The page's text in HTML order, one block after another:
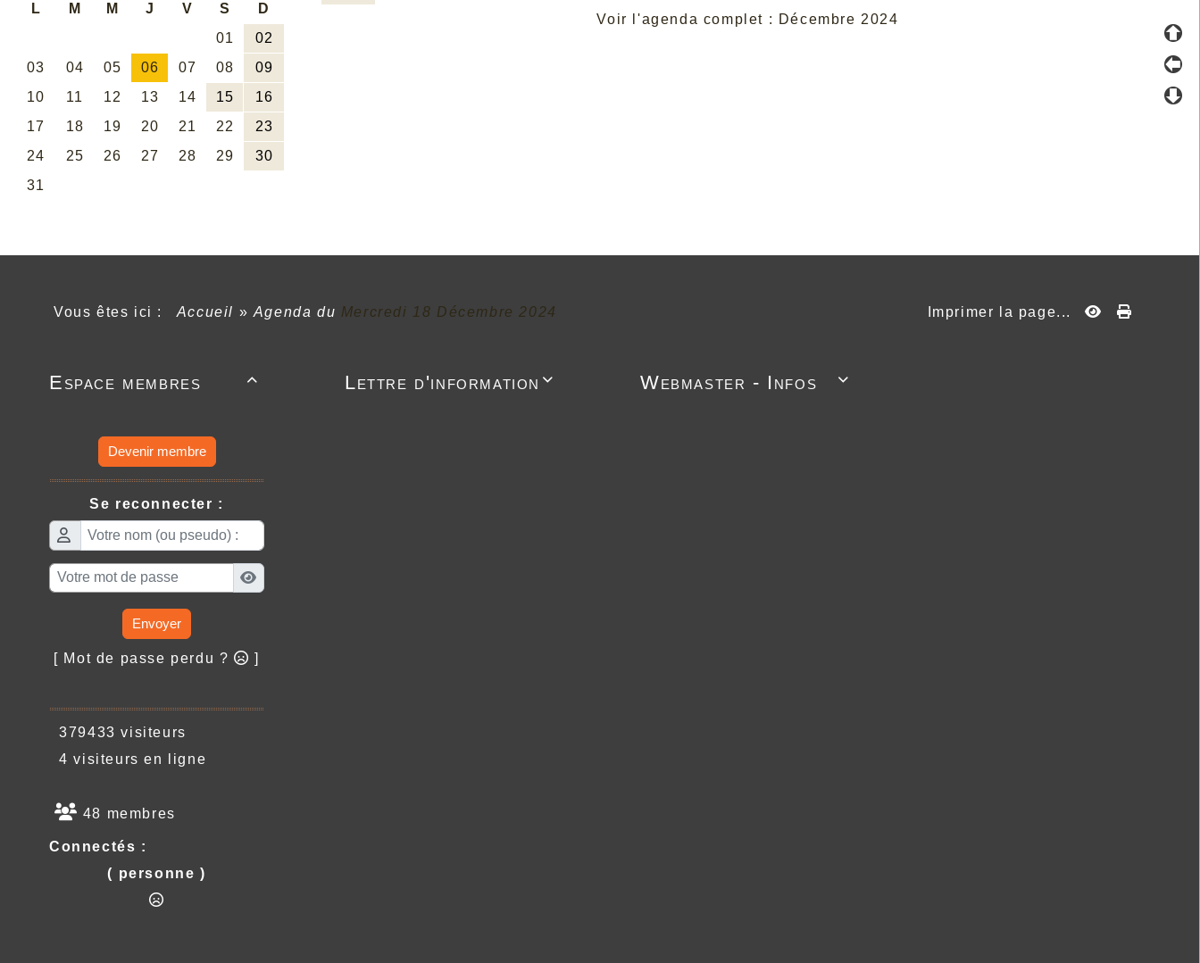
Voir l'agenda complet : Décembre 2024
Vous êtes ici : Accueil » Agenda du Mercredi 18 Décembre 2024 Imprimer la page...

Espace membres
Devenir membre
Se reconnecter :
Envoyer
[ Mot de passe perdu ? ]
379433 visiteurs
4 visiteurs en ligne
48 membres
Connectés :
( personne )

Lettre d'information 
Webmaster - Infos